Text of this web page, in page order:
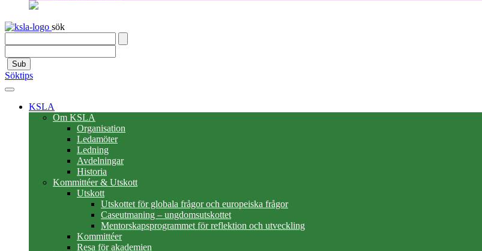
sök
Sub
Söktips
KSLA
Om KSLA
Organisation
Ledamöter
Ledning
Avdelningar
Historia
Kommittéer & Utskott
Utskott
Utskottet för globala frågor och europeiska frågor
Caseutmaning – ungdomsutskottet
Mentorskapsprogrammet för reflektion och utveckling
Kommittéer
Resa för akademien